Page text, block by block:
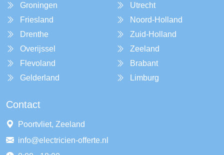
Groningen
Friesland
Drenthe
Overijssel
Flevoland
Gelderland
Utrecht
Noord-Holland
Zuid-Holland
Zeeland
Brabant
Limburg
Contact
Poortvliet, Zeeland
info@electricien-offerte.nl